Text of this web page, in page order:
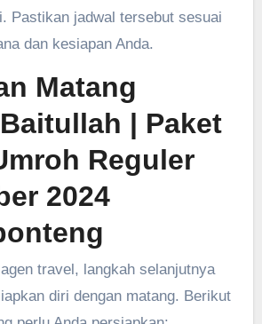
Pastikan jadwal tersebut sesuai
dan kesiapan Anda.
Matang
| Paket
Reguler
2024
travel, langkah selanjutnya
diri dengan matang. Berikut